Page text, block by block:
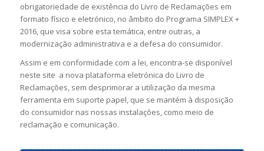
obrigatoriedade de existência do Livro de Reclamações em
formato físico e eletrónico, no âmbito do Programa SIMPLEX +
2016, que visa sobre esta temática, entre outras, a
modernização administrativa e a defesa do consumidor.
Assim e em conformidade com a lei, encontra-se disponível
neste site a nova plataforma eletrónica do Livro de
Reclamações, sem desprimorar a utilização da mesma
ferramenta em suporte papel, que se mantém à disposição
do consumidor nas nossas instalações, como meio de
reclamação e comunicação.